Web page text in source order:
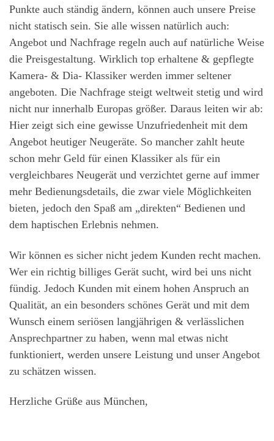
Punkte auch ständig ändern, können auch unsere Preise
nicht statisch sein. Sie alle wissen natürlich auch:
Angebot und Nachfrage regeln auch auf natürliche Weise
die Preisgestaltung. Wirklich top erhaltene & gepflegte
Kamera- & Dia- Klassiker werden immer seltener
angeboten. Die Nachfrage steigt weltweit stetig und wird
nicht nur innerhalb Europas größer. Daraus leiten wir ab:
Hier zeigt sich eine gewisse Unzufriedenheit mit dem
Angebot heutiger Neugeräte. So mancher zahlt heute
schon mehr Geld für einen Klassiker als für ein
vergleichbares Neugerät und verzichtet gerne auf immer
mehr Bedienungsdetails, die zwar viele Möglichkeiten
bieten, jedoch den Spaß am „direkten“ Bedienen und
dem haptischen Erlebnis nehmen.
Wir können es sicher nicht jedem Kunden recht machen.
Wer ein richtig billiges Gerät sucht, wird bei uns nicht
fündig. Jedoch Kunden mit einem hohen Anspruch an
Qualität, an ein besonders schönes Gerät und mit dem
Wunsch einem seriösen langjährigen & verlässlichen
Ansprechpartner zu haben, wenn mal etwas nicht
funktioniert, werden unsere Leistung und unser Angebot
zu schätzen wissen.
Herzliche Grüße aus München,